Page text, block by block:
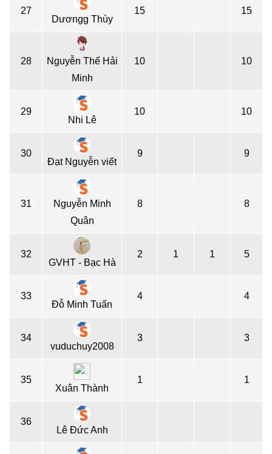
27
Dươngg Thùy
15 15
28
Nguyễn Thế Hải
Minh
10 10
29
Nhi Lê
10 10
30
Đạt Nguyễn viết
9 9
31
Nguyễn Minh
Quân
8 8
32
GVHT - Bạc Hà
2 1 1 5
33
Đỗ Minh Tuấn
4 4
34
vuduchuy2008
3 3
35
Xuân Thành
1 1
36
Lê Đức Anh